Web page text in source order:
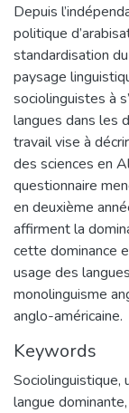
Depuis
politique
standardisation
paysage
sociolinguistes à
langues dans les
travail vise à
des sciences en
questionnaire
en deuxième
affirment la
cette dominance
usage des
monolinguisme
anglo-américaine.
Keywords
Sociolinguistique,
langue dominante,